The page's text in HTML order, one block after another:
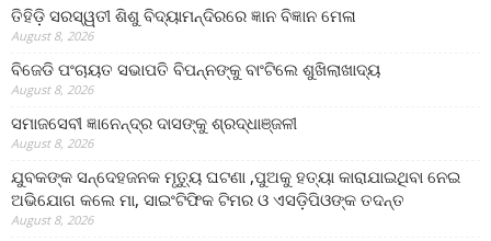
ତିହିଡି଼ ସରସ୍ୱତୀ ଶିଶୁ ବିଦ୍ୟାମନ୍ଦିରରେ ଜ୍ଞାନ ବିଜ୍ଞାନ ମେଳା
August 8, 2026
ବିଜେଡି ପଂଚାୟତ ସଭାପତି ବିପନ୍ନଙ୍କୁ ବାଂଟିଲେ ଶୁଖିଲାଖାଦ୍ୟ
August 8, 2026
ସମାଜସେବୀ ଜ୍ଞାନେନ୍ଦ୍ର ଦାସଙ୍କୁ ଶ୍ରଦ୍ଧାଞ୍ଜଳୀ
August 8, 2026
ଯୁବକଙ୍କ ସନ୍ଦେହଜନକ ମୃତ୍ୟୁ ଘଟଣା ,ପୁଅକୁ ହତ୍ୟା କାରାଯାଇଥିବା ନେଇ
ଅଭିଯୋଗ କଲେ ମା, ସାଇଂଟିଫିକ ଟିମର ଓ ଏସଡ଼ିପିଓଙ୍କ ତଦନ୍ତ
August 8, 2026